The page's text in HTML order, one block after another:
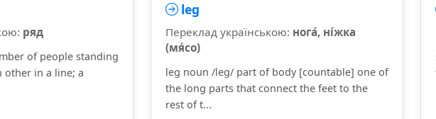
ряд
of people standing
other in a line; a
leg
Переклад українською: нога́, ні́жка
(мя́со)
leg noun /leɡ/ part of body [countable] one of
the long parts that connect the feet to the
rest of t...